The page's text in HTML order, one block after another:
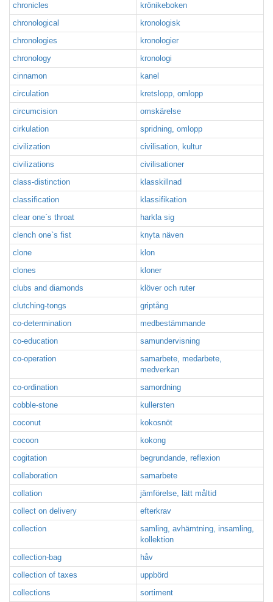
chronicles
krönikeboken
chronological
kronologisk
chronologies
kronologier
chronology
kronologi
cinnamon
kanel
circulation
kretslopp, omlopp
circumcision
omskärelse
cirkulation
spridning, omlopp
civilization
civilisation, kultur
civilizations
civilisationer
class-distinction
klasskillnad
classification
klassifikation
clear one`s throat
harkla sig
clench one`s fist
knyta näven
clone
klon
clones
kloner
clubs and diamonds
klöver och ruter
clutching-tongs
griptång
co-determination
medbestämmande
co-education
samundervisning
co-operation
samarbete, medarbete,
medverkan
co-ordination
samordning
cobble-stone
kullersten
coconut
kokosnöt
cocoon
kokong
cogitation
begrundande, reflexion
collaboration
samarbete
collation
jämförelse, lätt måltid
collect on delivery
efterkrav
collection
samling, avhämtning, insamling,
kollektion
collection-bag
håv
collection of taxes
uppbörd
collections
sortiment